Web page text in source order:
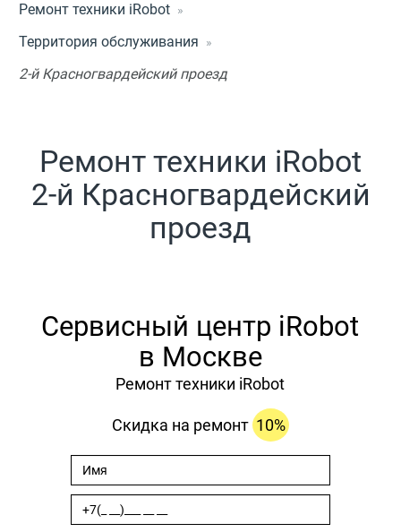
Ремонт техники iRobot
Территория обслуживания
2-й Красногвардейский проезд
Ремонт техники iRobot
2-й Красногвардейский
проезд
Сервисный центр iRobot
в Москве
Ремонт техники iRobot
Скидка на ремонт 10%